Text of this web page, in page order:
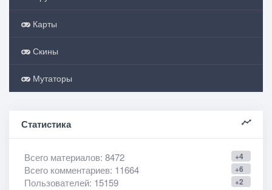
Карты
Скины
Мутаторы
Статистика
+4
Всего материалов: 8472
+6
Всего комментариев: 11664
+2
Пользователей: 15159